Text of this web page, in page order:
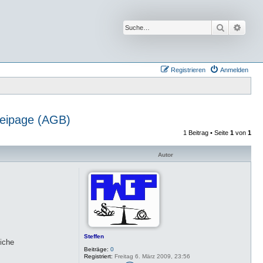
Suche
Anmelden
Registrieren
(AGB)
1 Beitrag • Seite 1 von 1
Autor
Steffen
Beiträge: 0
Registriert: Freitag 6. März 2009, 23:56